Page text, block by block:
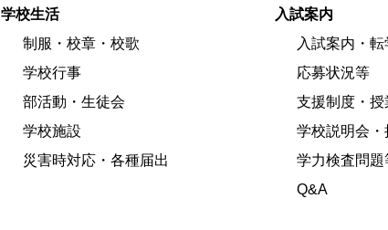
学校生活
制服・校章・校歌
学校行事
部活動・生徒会
学校施設
災害時対応・各種届出
入試案内
入試案内・
応募状況等
支援制度・授
学校説明会
学力検査問題
Q&A